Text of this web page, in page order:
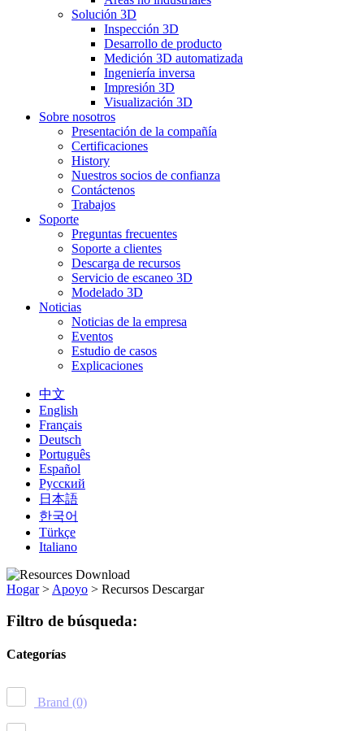
Solución 3D
Inspección 3D
Desarrollo de producto
Medición 3D automatizada
Ingeniería inversa
Impresión 3D
Visualización 3D
Sobre nosotros
Presentación de la compañía
Certificaciones
History
Nuestros socios de confianza
Contáctenos
Trabajos
Soporte
Preguntas frecuentes
Soporte a clientes
Descarga de recursos
Servicio de escaneo 3D
Modelado 3D
Noticias
Noticias de la empresa
Eventos
Estudio de casos
Explicaciones
中文
English
Français
Deutsch
Português
Español
Русский
日本語
한국어
Türkçe
Italiano
Hogar > Apoyo > Recursos Descargar
Filtro de búsqueda:
Categorías
Brand (0)